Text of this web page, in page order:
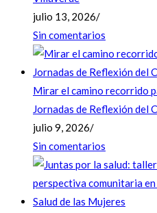
julio 13, 2026/
Sin comentarios
Mirar el camino recorrido
Jornadas de Reflexión del
julio 9, 2026/
Sin comentarios